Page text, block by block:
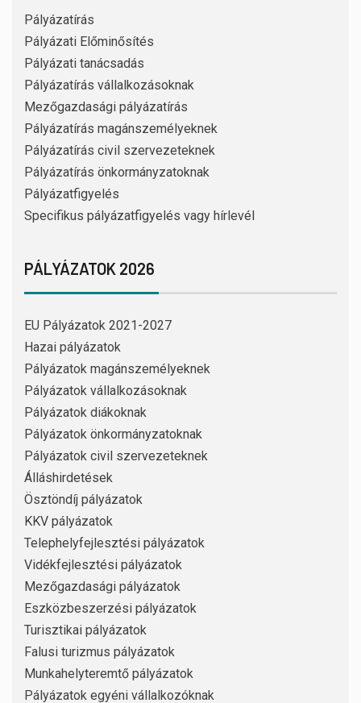
Pályázatírás
Pályázati Előminősítés
Pályázati tanácsadás
Pályázatírás vállalkozásoknak
Mezőgazdasági pályázatírás
Pályázatírás magánszemélyeknek
Pályázatírás civil szervezeteknek
Pályázatírás önkormányzatoknak
Pályázatfigyelés
Specifikus pályázatfigyelés vagy hírlevél
PÁLYÁZATOK 2026
EU Pályázatok 2021-2027
Hazai pályázatok
Pályázatok magánszemélyeknek
Pályázatok vállalkozásoknak
Pályázatok diákoknak
Pályázatok önkormányzatoknak
Pályázatok civil szervezeteknek
Álláshirdetések
Ösztöndíj pályázatok
KKV pályázatok
Telephelyfejlesztési pályázatok
Vidékfejlesztési pályázatok
Mezőgazdasági pályázatok
Eszközbeszerzési pályázatok
Turisztikai pályázatok
Falusi turizmus pályázatok
Munkahelyteremtő pályázatok
Pályázatok egyéni vállalkozóknak